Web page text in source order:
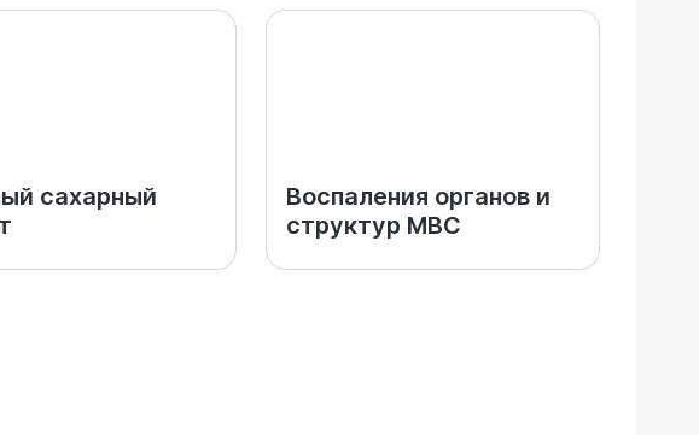
сахарный
Воспаления органов и
структур МВС